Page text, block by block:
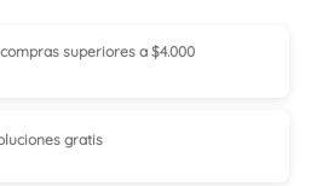
superiores a $4.000
gratis